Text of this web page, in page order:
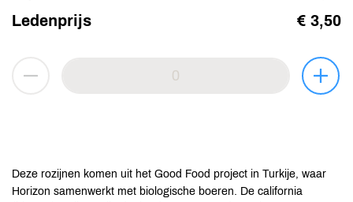
Ledenprijs € 3,50
Deze rozijnen komen uit het Good Food project in Turkije, waar
Horizon samenwerkt met biologische boeren. De california